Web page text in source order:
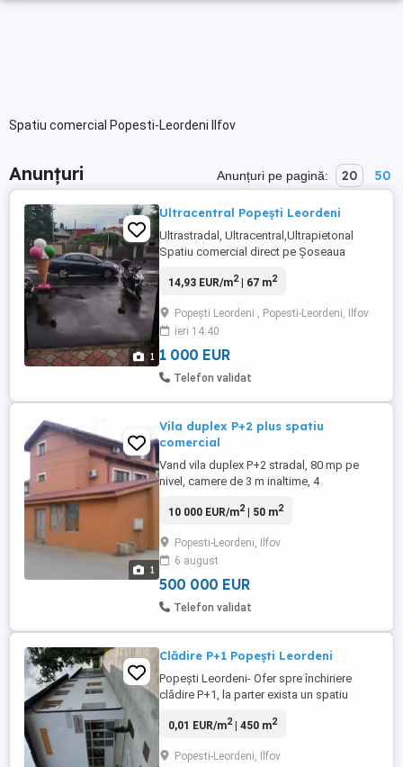
Spatiu comercial Popesti-Leordeni Ilfov
Anunțuri Anunțuri pe pagină: 20 50
1
Ultracentral Popești Leordeni
Ultrastradal, Ultracentral,Ultrapietonal
Spatiu comercial direct pe Șoseaua
accesibilă in fața magazinului. Se poate
Suprafața 67mp utili. Exclus fast-food,sau
alte afaceri care provoacă disconfort.
Dorim pe cât posibil birou,
14,93 EUR/m2| 67 m2
Popești Leordeni , Popesti-Leordeni, Ilfov
ieri 14:40
1 000 EUR
Telefon validat
1
Vila duplex P+2 plus spatiu
comercial
Vand vila duplex P+2 stradal, 80 mp pe
nivel, camere de 3 m inaltime, 4
comercial 50 de mp cu baie, curent si apa
100 de m distanta de noul campus scolar
de pe Drumul Fermei, la pret total de
500.000 euro, variante ...
10 000 EUR/m2| 50 m2
Popesti-Leordeni, Ilfov
6 august
500 000 EUR
Telefon validat
Clădire P+1 Popești Leordeni
Popești Leordeni- Ofer spre închiriere
clădire P+1, la parter exista un spatiu
recepție de 57 m2 și un spațiu pentru
încăperii una 100 m2 cealaltă 110 m2 și
0,01 EUR/m2| 450 m2
Popesti-Leordeni, Ilfov